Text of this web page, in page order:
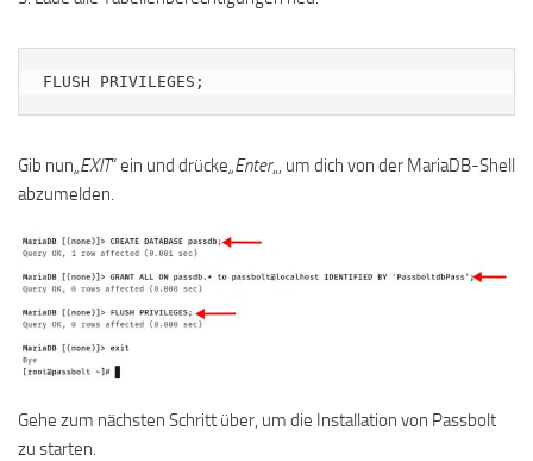
FLUSH PRIVILEGES;
Gib nun„EXIT“ ein und drücke„Enter„, um dich von der MariaDB-Shell
abzumelden.
Gehe zum nächsten Schritt über, um die Installation von Passbolt
zu starten.